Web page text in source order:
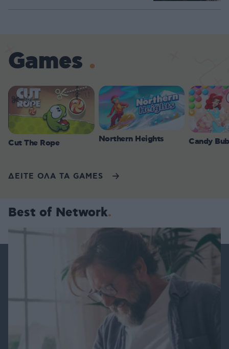
Games
Cut The Rope Northern Heights Candy
ΔΕΙΤΕ ΟΛΑ ΤΑ GAMES
Best of Network